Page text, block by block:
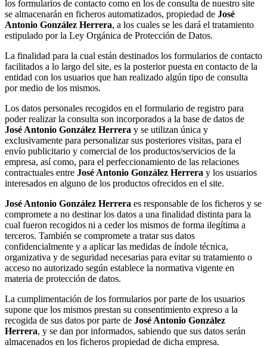
los formularios de contacto como en los de consulta de nuestro site
se almacenarán en ficheros automatizados, propiedad de José
Antonio González Herrera, a los cuales se les dará el tratamiento
estipulado por la Ley Orgánica de Protección de Datos.
La finalidad para la cual están destinados los formularios de contacto
facilitados a lo largo del site, es la posterior puesta en contacto de la
entidad con los usuarios que han realizado algún tipo de consulta
por medio de los mismos.
Los datos personales recogidos en el formulario de registro para
poder realizar la consulta son incorporados a la base de datos de
José Antonio González Herrera y se utilizan única y
exclusivamente para personalizar sus posteriores visitas, para el
envío publicitario y comercial de los productos/servicios de la
empresa, así como, para el perfeccionamiento de las relaciones
contractuales entre José Antonio González Herrera y los usuarios
interesados en alguno de los productos ofrecidos en el site.
José Antonio González Herrera es responsable de los ficheros y se
compromete a no destinar los datos a una finalidad distinta para la
cual fueron recogidos ni a ceder los mismos de forma ilegítima a
terceros. También se compromete a tratar sus datos
confidencialmente y a aplicar las medidas de índole técnica,
organizativa y de seguridad necesarias para evitar su tratamiento o
acceso no autorizado según establece la normativa vigente en
materia de protección de datos.
La cumplimentación de los formularios por parte de los usuarios
supone que los mismos prestan su consentimiento expreso a la
recogida de sus datos por parte de José Antonio González
Herrera, y se dan por informados, sabiendo que sus datos serán
almacenados en los ficheros propiedad de dicha empresa.